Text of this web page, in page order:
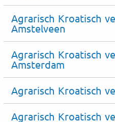
Agrarisch Kroatisch
Amstelveen
Agrarisch Kroatisch
Amsterdam
Agrarisch Kroatisch
Agrarisch Kroatisch